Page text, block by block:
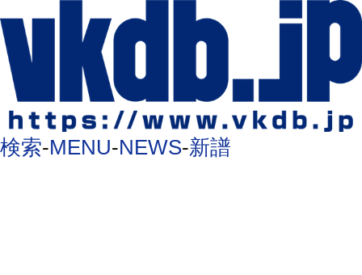
検索-MENU-NEWS-新譜